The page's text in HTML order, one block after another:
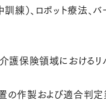
練）、ロボット療法、
護保険領域における
の作製および適合判定